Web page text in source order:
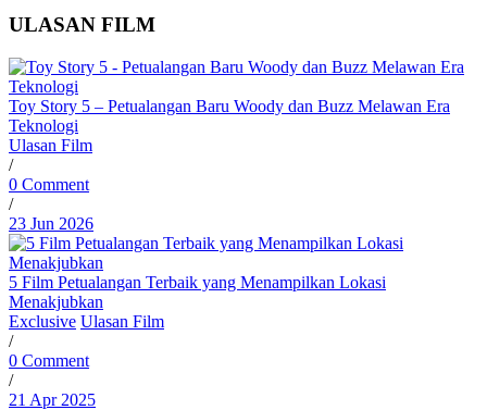
ULASAN FILM
Toy Story 5 – Petualangan Baru Woody dan Buzz Melawan Era
Teknologi
Ulasan Film
/
0 Comment
/
23 Jun 2026
5 Film Petualangan Terbaik yang Menampilkan Lokasi
Menakjubkan
Exclusive Ulasan Film
/
0 Comment
/
21 Apr 2025